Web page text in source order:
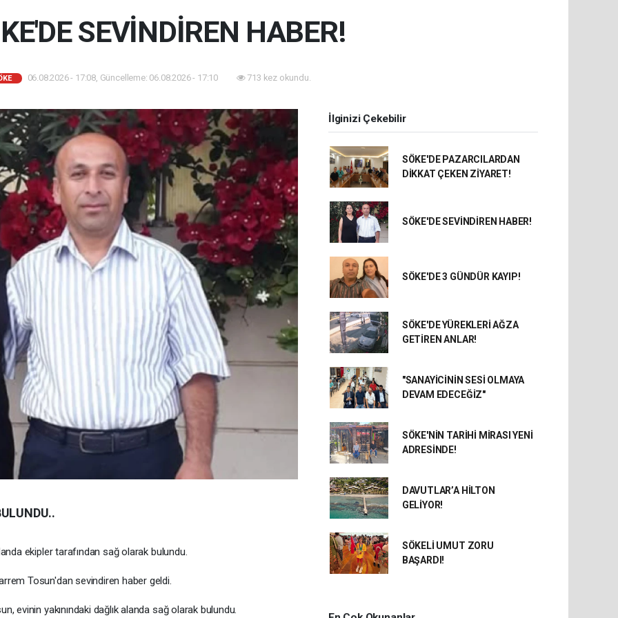
SEVİNDİREN HABER!
06.08.2026 - 17:08, Güncelleme: 06.08.2026 - 17:10 713 kez okundu.
ekipler tarafından sağ olarak bulundu.
Tosun'dan sevindiren haber geldi.
evinin yakınındaki dağlık alanda sağ olarak bulundu.
İlginizi Çekebilir
SÖKE'DE PAZARCILARDAN
DİKKAT ÇEKEN ZİYARET!
SÖKE'DE SEVİNDİREN HABER!
SÖKE'DE 3 GÜNDÜR KAYIP!
SÖKE'DE YÜREKLERİ AĞZA
GETİREN ANLAR!
"SANAYİCİNİN SESİ OLMAYA
DEVAM EDECEĞİZ"
SÖKE'NİN TARİHİ MİRASI YENİ
ADRESİNDE!
DAVUTLAR’A HİLTON
GELİYOR!
SÖKELİ UMUT ZORU
BAŞARDI!